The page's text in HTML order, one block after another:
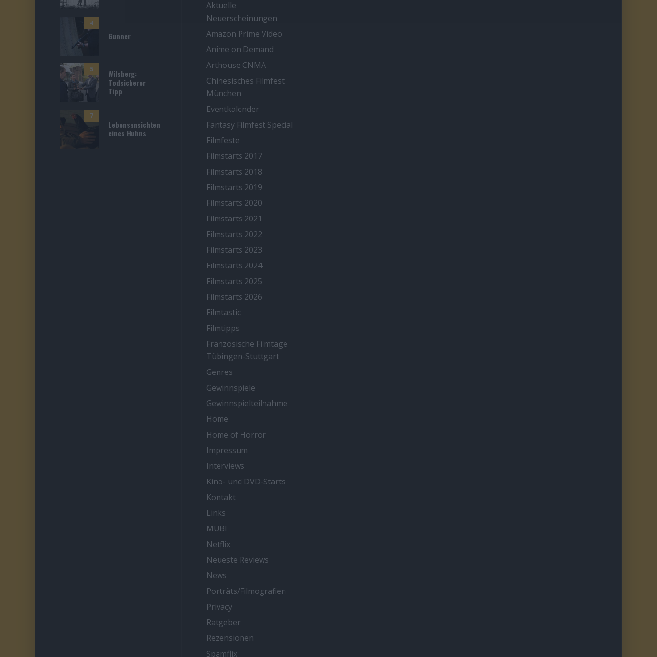
4
Gunner
5
Wilsberg:
Todsicherer
Tipp
7
Lebensansichten
eines Huhns
Aktuelle
Neuerscheinungen
Amazon Prime Video
Anime on Demand
Arthouse CNMA
Chinesisches Filmfest
München
Eventkalender
Fantasy Filmfest Special
Filmfeste
Filmstarts 2017
Filmstarts 2018
Filmstarts 2019
Filmstarts 2020
Filmstarts 2021
Filmstarts 2022
Filmstarts 2023
Filmstarts 2024
Filmstarts 2025
Filmstarts 2026
Filmtastic
Filmtipps
Französische Filmtage
Tübingen-Stuttgart
Genres
Gewinnspiele
Gewinnspielteilnahme
Home
Home of Horror
Impressum
Interviews
Kino- und DVD-Starts
Kontakt
Links
MUBI
Netflix
Neueste Reviews
News
Porträts/Filmografien
Privacy
Ratgeber
Rezensionen
Spamflix